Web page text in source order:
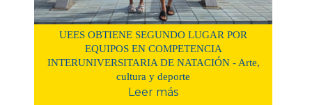
UEES OBTIENE SEGUNDO LUGAR POR
EQUIPOS EN COMPETENCIA
INTERUNIVERSITARIA DE NATACIÓN - Arte,
cultura y deporte
Leer más